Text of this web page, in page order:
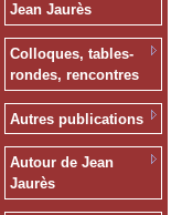
Jean Jaurès
Colloques, tables-
rondes, rencontres
Autres publications
Autour de Jean
Jaurès